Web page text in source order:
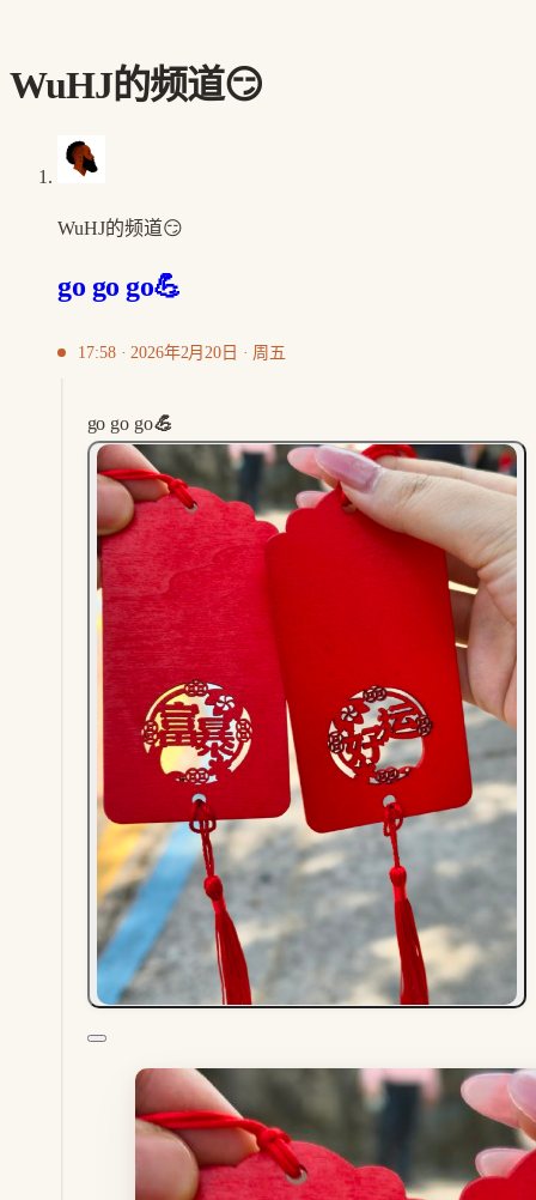
WuHJ的频道😏
WuHJ的频道😏
go go go💪
17:58 · 2026年2月20日 · 周五
go go go💪